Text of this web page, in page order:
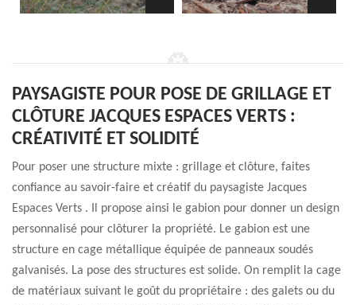
PAYSAGISTE POUR POSE DE GRILLAGE ET
CLÔTURE JACQUES ESPACES VERTS :
CRÉATIVITÉ ET SOLIDITÉ
Pour poser une structure mixte : grillage et clôture, faites
confiance au savoir-faire et créatif du paysagiste Jacques
Espaces Verts . Il propose ainsi le gabion pour donner un design
personnalisé pour clôturer la propriété. Le gabion est une
structure en cage métallique équipée de panneaux soudés
galvanisés. La pose des structures est solide. On remplit la cage
de matériaux suivant le goût du propriétaire : des galets ou du